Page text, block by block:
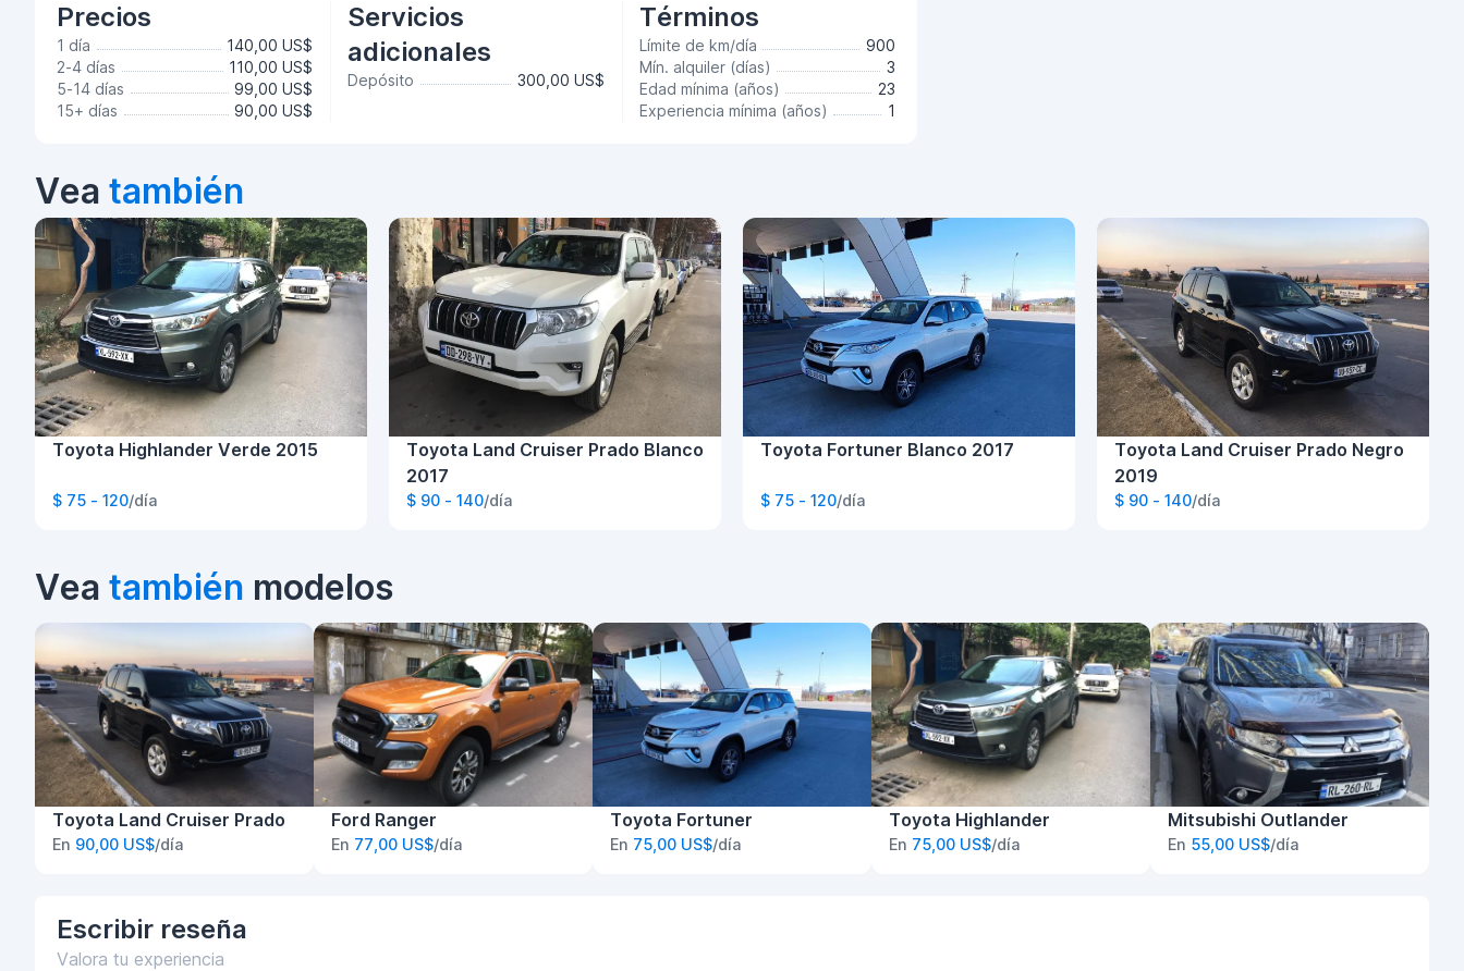
Precios
1 día
140,00 US$
2-4 días
110,00 US$
5-14 días
99,00 US$
15+ días
90,00 US$
Servicios
adicionales
Depósito 300,00 US$
Términos
Límite de km/día
900
Mín. alquiler (días)
3
Edad mínima (años)
23
Experiencia mínima (años)
1
Vea también
Toyota Highlander Verde 2015
$ 75 - 120/día
Toyota Land Cruiser Prado Blanco
2017
$ 90 - 140/día
Toyota Fortuner Blanco 2017
$ 75 - 120/día
Toyota Land Cruiser Prado Negro
2019
$ 90 - 140/día
Vea también modelos
Toyota Land Cruiser Prado
En 90,00 US$/día
Ford Ranger
En 77,00 US$/día
Toyota Fortuner
En 75,00 US$/día
Toyota Highlander
En 75,00 US$/día
Mitsubishi Outlander
En 55,00 US$/día
Escribir reseña
Valora tu experiencia